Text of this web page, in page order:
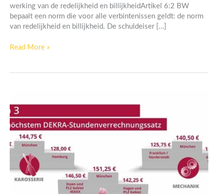
werking van de redelijkheid en billijkheidArtikel 6:2 BW
bepaalt een norm die voor alle verbintenissen geldt: de norm
van redelijkheid en billijkheid. De schuldeiser […]
Read More »